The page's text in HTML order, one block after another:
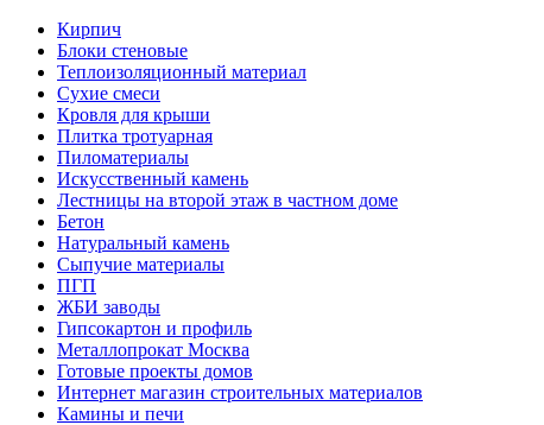
Кирпич
Блоки стеновые
Теплоизоляционный материал
Сухие смеси
Кровля для крыши
Плитка тротуарная
Пиломатериалы
Искусственный камень
Лестницы на второй этаж в частном доме
Бетон
Натуральный камень
Сыпучие материалы
ПГП
ЖБИ заводы
Гипсокартон и профиль
Металлопрокат Москва
Готовые проекты домов
Интернет магазин строительных материалов
Камины и печи